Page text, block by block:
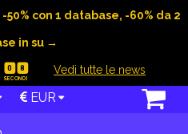
con 1 database, -60% da 2
in su →
0 7 Vedi tutte le news
EUR